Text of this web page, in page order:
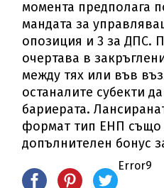
момента предполага
мандата за
опозиция и 3 за ДПС.
очертава в
между тях или във
останалите субекти
бариерата.
формат тип ЕНП също
допълнителен бонус
Error9